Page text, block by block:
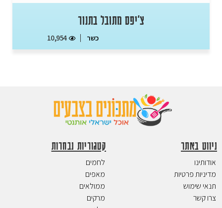
צ'יפס מתובל בתנור
כשר 10,954
ניווט באתר
אודותינו
מדיניות פרטיות
תנאי שימוש
צרו קשר
קטגוריות נבחרות
לחמים
מאפים
ממולאים
מרקים